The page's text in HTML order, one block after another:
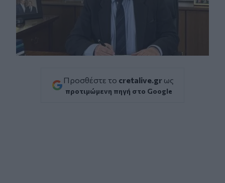
Προσθέστε το cretalive.gr ως
προτιμώμενη πηγή στο Google